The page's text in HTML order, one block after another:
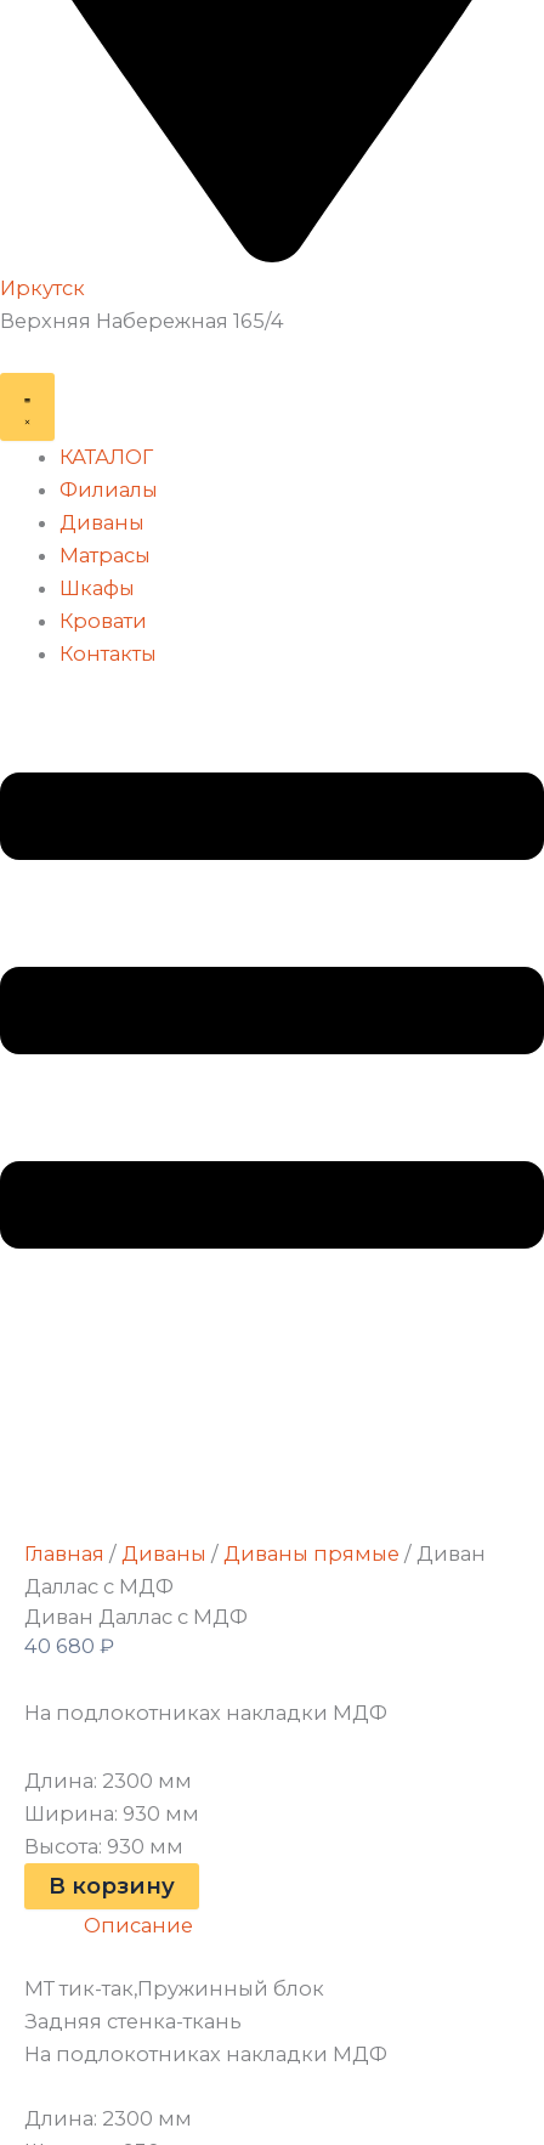
Иркутск
Верхняя Набережная 165/4
КАТАЛОГ
Филиалы
Диваны
Матрасы
Шкафы
Кровати
Контакты
Главная / Диваны / Диваны прямые / Диван
Даллас с МДФ
Диван Даллас с МДФ
40 680 ₽
На подлокотниках накладки МДФ
Длина: 2300 мм
Ширина: 930 мм
Высота: 930 мм
В корзину
Описание
МТ тик-так,Пружинный блок
Задняя стенка-ткань
На подлокотниках накладки МДФ
Длина: 2300 мм